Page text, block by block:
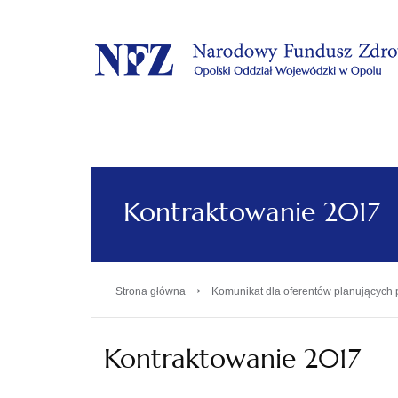
.
Kontraktowanie 2017
Strona główna › Komunikat dla oferentów
Kontraktowanie 2017